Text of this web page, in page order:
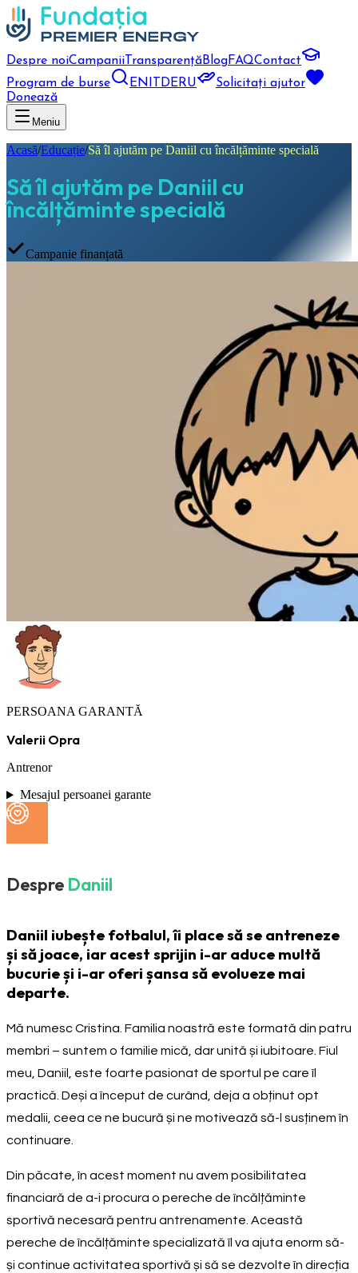
Despre noiCampanii TransparențăBlogFAQContact
Program de burse
EN DERU
Solicitați ajutor
Donează
Meniu
Acasă/Educație/Să îl ajutăm pe Daniil cu încălțăminte specială
Să îl ajutăm pe Daniil cu
încălțăminte specială
Campanie finanțată
PERSOANA GARANTĂ
Valerii Opra
Antrenor
Mesajul persoanei garante
Despre Daniil
Daniil iubește fotbalul, îi place să se antreneze
și să joace, iar acest sprijin i-ar aduce multă
bucurie și i-ar oferi șansa să evolueze mai
departe.
Mă numesc Cristina. Familia noastră este formată din patru
membri – suntem o familie mică, dar unită și iubitoare. Fiul
meu, Daniil, este foarte pasionat de sportul pe care îl
practică. Deși a început de curând, deja a obținut opt
medalii, ceea ce ne bucură și ne motivează să-l susținem în
continuare.
Din păcate, în acest moment nu avem posibilitatea
financiară de a-i procura o pereche de încălțăminte
sportivă necesară pentru antrenamente. Această
pereche de încălțăminte specializată îl va ajuta enorm să-
și continue activitatea sportivă și să se dezvolte în direcția